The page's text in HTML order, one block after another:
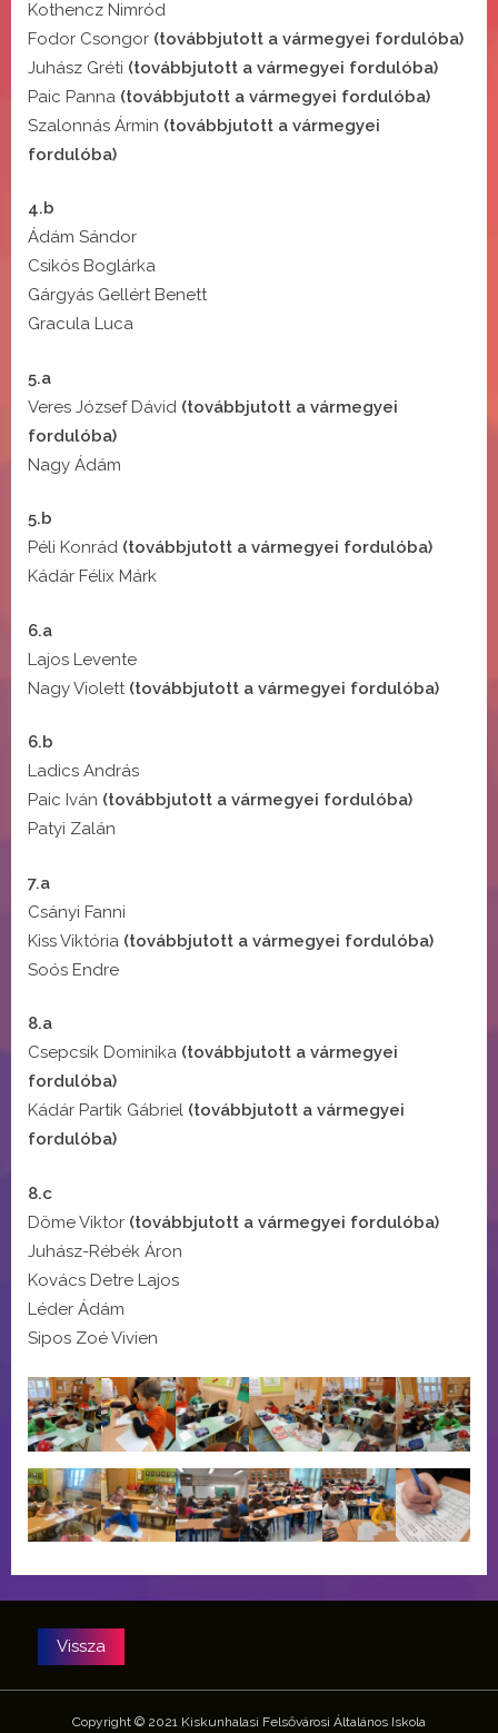
Kothencz Nimród
Fodor Csongor (továbbjutott a vármegyei fordulóba)
Juhász Gréti (továbbjutott a vármegyei fordulóba)
Paic Panna (továbbjutott a vármegyei fordulóba)
Szalonnás Ármin (továbbjutott a vármegyei
fordulóba)
4.b
Ádám Sándor
Csikós Boglárka
Gárgyás Gellért Benett
Gracula Luca
5.a
Veres József Dávid (továbbjutott a vármegyei
fordulóba)
Nagy Ádám
5.b
Péli Konrád (továbbjutott a vármegyei fordulóba)
Kádár Félix Márk
6.a
Lajos Levente
Nagy Violett (továbbjutott a vármegyei fordulóba)
6.b
Ladics András
Paic Iván (továbbjutott a vármegyei fordulóba)
Patyi Zalán
7.a
Csányi Fanni
Kiss Viktória (továbbjutott a vármegyei fordulóba)
Soós Endre
8.a
Csepcsik Dominika (továbbjutott a vármegyei
fordulóba)
Kádár Partik Gábriel (továbbjutott a vármegyei
fordulóba)
8.c
Döme Viktor (továbbjutott a vármegyei fordulóba)
Juhász-Rébék Áron
Kovács Detre Lajos
Léder Ádám
Sipos Zoé Vivien
Copyright © 2021 Kiskunhalasi Felsővárosi Általános Iskola